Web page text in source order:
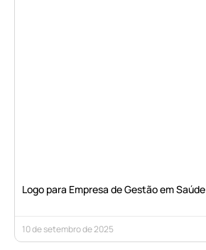
Logo para Empresa de Gestão em Saúde
10 de setembro de 2025